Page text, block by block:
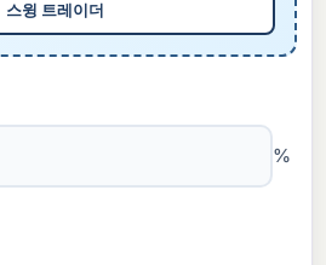
스윙 트레이더
%